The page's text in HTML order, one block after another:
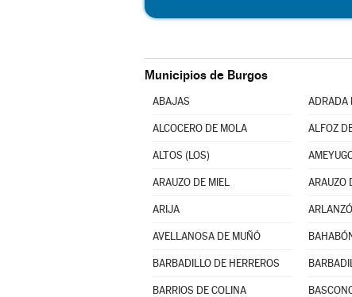
Municipios de Burgos
ABAJAS ADRADA
ALCOCERO DE MOLA ALFOZ
ALTOS (LOS)
ARAUZO DE MIEL ARAUZO
ARIJA
AVELLANOSA DE MUÑÓ
BARBADILLO DE HERREROS
BARRIOS DE COLINA